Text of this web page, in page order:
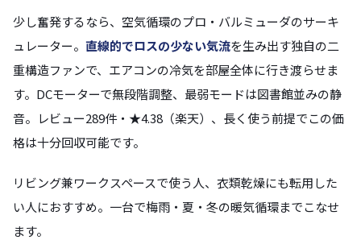
少し奮発するなら、空気循環のプロ・バルミューダのサーキ
ュレーター。 直線的でロスの少ない気流を生み出す独自の二
重構造ファンで、エアコンの冷気を部屋全体に行き渡らせま
す。DCモーターで無段階調整、最弱モードは図書館並みの静
音。レビュー289件・★4.38（楽天）、長く使う前提でこの価
格は十分回収可能です。
リビング兼ワークスペースで使う人、衣類乾燥にも転用した
い人におすすめ。一台で梅雨・夏・冬の暖気循環までこなせ
ます。